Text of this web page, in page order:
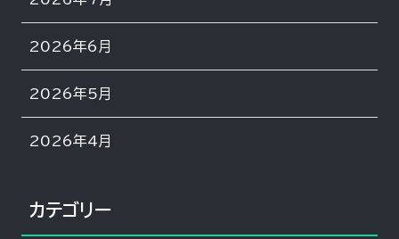
2026年6月
2026年5月
2026年4月
カテゴリー